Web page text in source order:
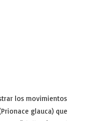
los movimientos
glauca) que